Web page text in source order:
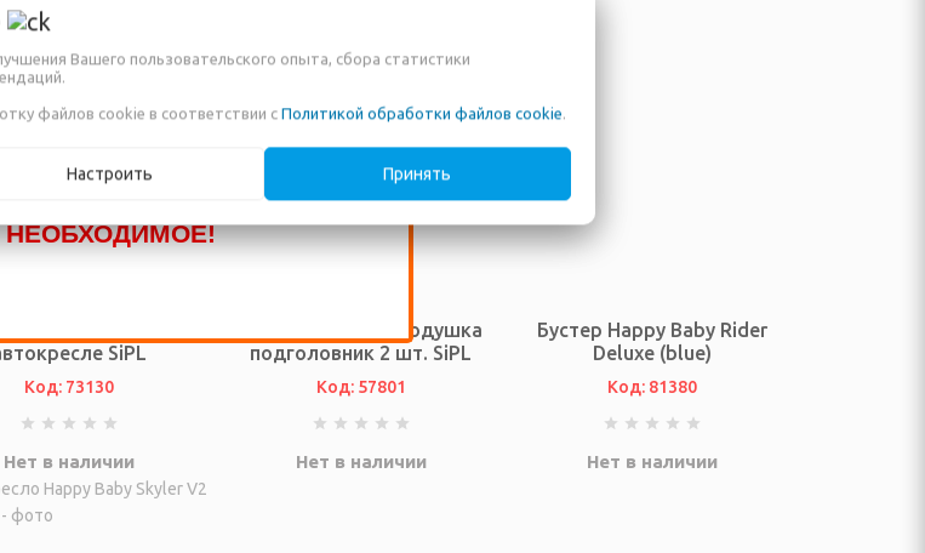
ДОСТУПНО К ПРОДАЖЕ
ДРУГИХ НАИМЕНОВАНИЙ,
ЕЩЁ НЕ ВНЕСЕНЫ В НАШ
ЗВОНИТЕ ПО НАШИМ
ИЛИ ПИШИТЕ В ЧАТ И МЫ
ВАМ ПРИОБРЕСТИ
НЕОБХОДИМОЕ!
SiPL
Код: 73130
Нет в наличии
Автомобильная подушка
подголовник 2 шт. SiPL
Код: 57801
Нет в наличии
Бустер Happy Baby Rider
Deluxe (blue)
Код: 81380
Нет в наличии
Вашего пользовательского опыта, сбора статистики
файлов cookie в соответствии с Политикой обработки файлов cookie.
Настроить Принять